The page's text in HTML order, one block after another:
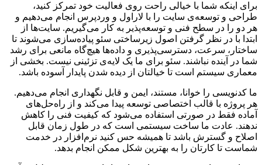
برای اینکه شما با خیالی راحت روی فعالیت خود تمرکز کنید،
طراحی و توسعه‌ی سایت را با لاراول و وردپرس انجام می‌دهیم و
هر دو را در سطح فنی و توسعه‌پذیر به کار می‌گیریم. سایت‌ها از
ابتدا با در نظر گرفتن اصول زیرساختی سئو پیاده‌سازی می‌شوند تا
ساختار، سرعت، دسترسی‌پذیری و داده‌ها هیچ‌گاه مانعی برای رشد
شما در آینده نباشند. سئو برای ما یک لایه‌ی تزئینی نیست. بخشی از
معماری سیستم است تا خیالتان از دیده شدن پایدار آسوده باشد.
ما کدنویسی را خوانا، مستند، ایمن و قابل نگهداری انجام می‌دهیم.
هر پروژه با قالب اختصاصی توسعه پیدا می‌کند و از راه‌حل‌های
آماده فقط در صورتی استفاده می‌شود که کیفیت فنی را کاهش
ندهند. عادت ما ساخت سیستمی است که در طول زمان قابل
اصلاح و گسترش باشد تا همیشه حس کنید نرم‌افزار در خدمت
شماست تا کارتان را به بهترین شکل ممکن انجام بدهد.